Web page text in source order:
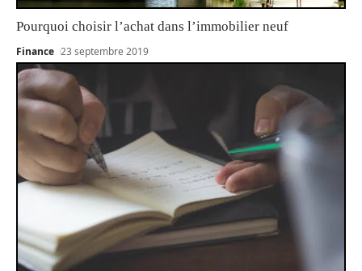
Pourquoi choisir l’achat dans l’immobilier neuf
Finance 23 septembre 2019